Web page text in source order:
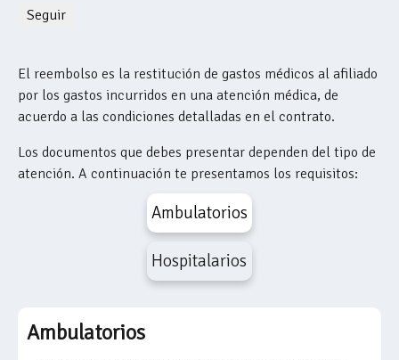
Seguir
El reembolso es la restitución de gastos médicos al afiliado
por los gastos incurridos en una atención médica, de
acuerdo a las condiciones detalladas en el contrato.
Los documentos que debes presentar dependen del tipo de
atención. A continuación te presentamos los requisitos:
Ambulatorios
Hospitalarios
Ambulatorios